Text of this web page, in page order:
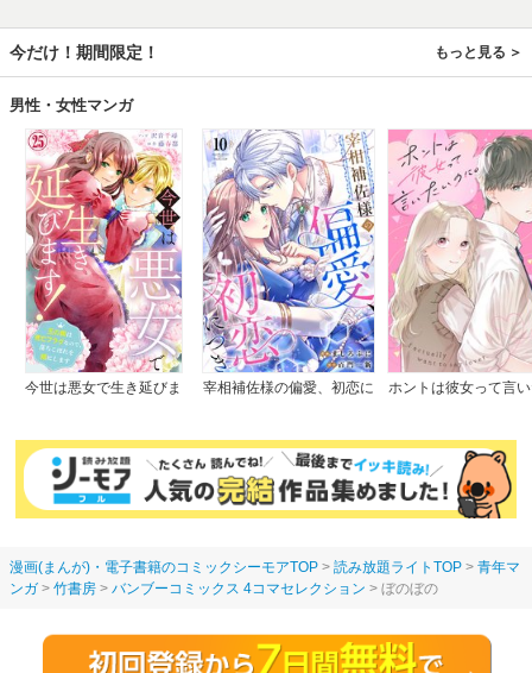
今だけ！期間限定！ もっと見る
男性・女性マンガ
今世は悪女で生き延びま
します～
宰相補佐様の偏愛、初恋に
ホントは彼女って言
漫画(まんが)・電子書籍のコミックシーモアTOP 読み放題ライトTOP
青年マ
ンガ
竹書房 バンブーコミックス 4コマセレクション ぼのぼの